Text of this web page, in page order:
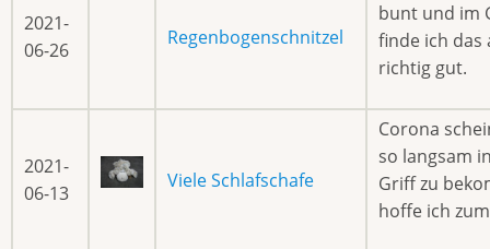
2021-
06-26
Regenbogenschnitzel
bunt und im
finde ich das
richtig gut.
2021-
06-13
Viele Schlafschafe
Corona
so langsam
Griff zu
hoffe ich